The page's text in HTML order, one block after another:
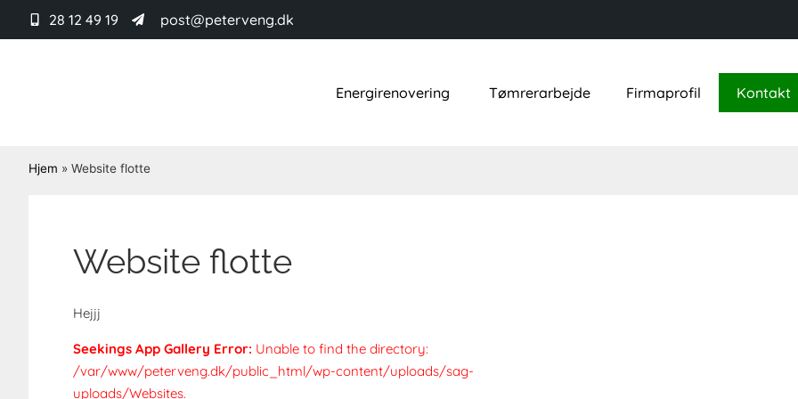
28 12 49 19 post@peterveng.dk
Energirenovering Tømrerarbejde Firmaprofil Kontakt
Hjem » Website flotte
Website flotte
Hejjj
Seekings App Gallery Error: Unable to find the directory:
/var/www/peterveng.dk/public_html/wp-content/uploads/sag-
uploads/Websites.